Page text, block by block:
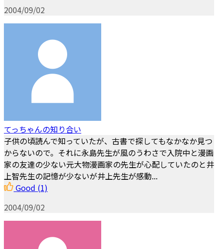
2004/09/02
てっちゃんの知り合い
子供の頃読んで知っていたが、古書で探してもなかなか見つ
からないので。それに永島先生が風のうわさで入院中と漫画
家の友達の少ない元大物漫画家の先生が心配していたのと井
上智先生の記憶が少ないが井上先生が感動...
Good (1)
2004/09/02